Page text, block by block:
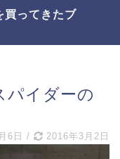
買ってきたブ
イダーの
6日 / 2016年3月2日